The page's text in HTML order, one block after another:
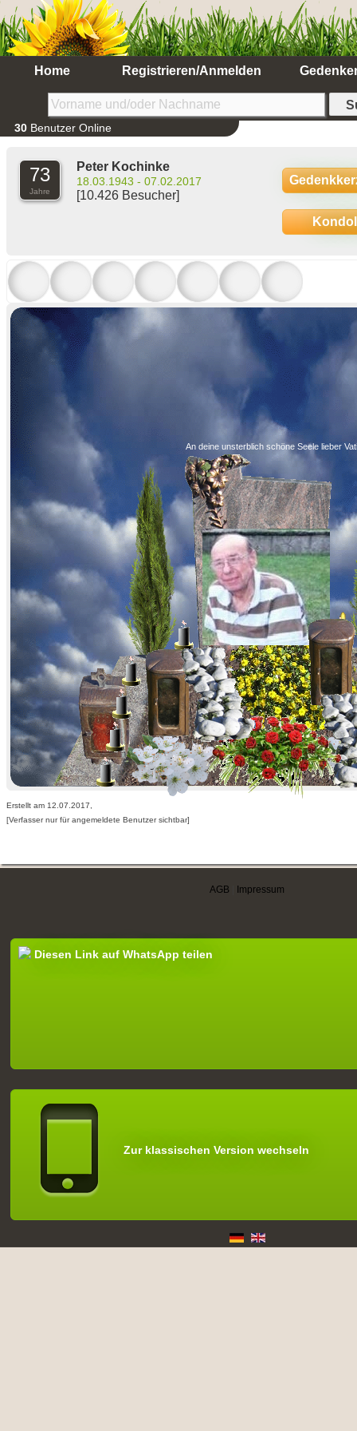
Home Registrieren/Anmelden
30 Benutzer Online
73
Jahre
Peter Kochinke
18.03.1943 - 07.02.2017
[10.426 Besucher]
An deine unsterblich schöne Seele lieber Vati
Erstellt am 12.07.2017,
[Verfasser nur für angemeldete Benutzer sichtbar]
AGB Impressum
Diesen Link auf WhatsApp teilen
Zur klassischen Version wechseln